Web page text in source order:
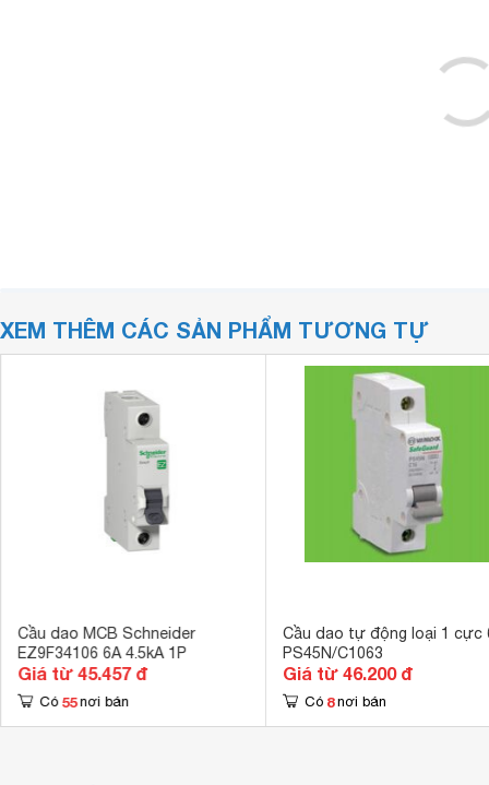
XEM THÊM CÁC SẢN PHẨM TƯƠNG TỰ
Cầu dao MCB Schneider
EZ9F34106 6A 4.5kA 1P
Giá từ 45.457 đ
Có 55 nơi bán
Cầu dao tự động loại 1 cực
PS45N/C1063
Giá từ 46.200 đ
Có 8 nơi bán